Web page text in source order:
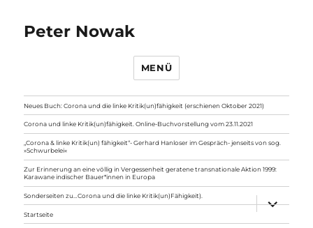
Peter Nowak
MENÜ
Neues Buch: Corona und die linke Kritik(un)fähigkeit (erschienen Oktober 2021)
Corona und linke Kritik(un)fähigkeit. Online-Buchvorstellung vom 23.11.2021
„Corona & linke Kritik(un) fähigkeit“- Gerhard Hanloser im Gespräch- jenseits von sog.
»Schwurbelei«
Zur Erinnerung an eine völlig in Vergessenheit geratene transnationale Aktion 1999:
Karawane indischer Bauer*innen in Europa
Sonderseiten zu…Corona und die linke Kritik(un)Fähigkeit).
anzeigen
Startseite